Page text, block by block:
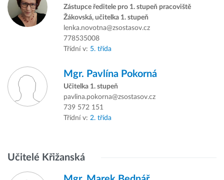
Zástupce ředitele pro 1. stupeň pracoviště
Žákovská, učitelka 1. stupeň
lenka.novotna@zsostasov.cz
778535008
Třídní v: 5. třída
Mgr. Pavlína Pokorná
Učitelka 1. stupeň
pavlina.pokorna@zsostasov.cz
739 572 151
Třídní v: 2. třída
Učitelé Křižanská